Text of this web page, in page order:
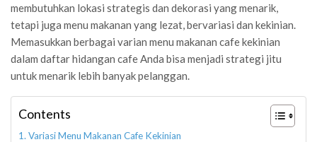
membutuhkan lokasi strategis dan dekorasi yang menarik,
tetapi juga menu makanan yang lezat, bervariasi dan kekinian.
Memasukkan berbagai varian menu makanan cafe kekinian
dalam daftar hidangan cafe Anda bisa menjadi strategi jitu
untuk menarik lebih banyak pelanggan.
Contents
Variasi Menu Makanan Cafe Kekinian